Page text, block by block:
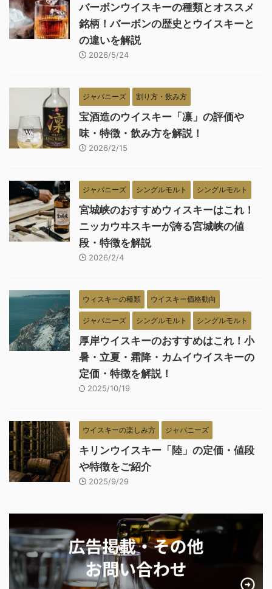
バーボンウイスキーの種類とオススメ
銘柄！バーボンの歴史とウイスキーと
の違いを解説
2026/5/24
ジャパニーズ 割り方・飲み方
宝酒造のウイスキー「凛」の評価や
味・特徴・飲み方を解説！
2026/2/15
ジャパニーズ シングルモルト シングルモルト
宮城峡のおすすめウィスキーはこれ！
ニッカウヰスキーが誇る宮城峡の値
段・特徴を解説
2026/2/4
ウィスキーの種類 ウイスキー価格動向
ジャパニーズ シングルモルト シングルモルト
厚岸ウイスキーのおすすめはこれ！小
暑・立夏・霜降・カムイウイスキーの
定価・特徴を解説！
2025/10/19
ウイスキーの楽しみ方 ジャパニーズ
キリンウイスキー「陸」の定価・値段
や特徴をご紹介
2025/9/29